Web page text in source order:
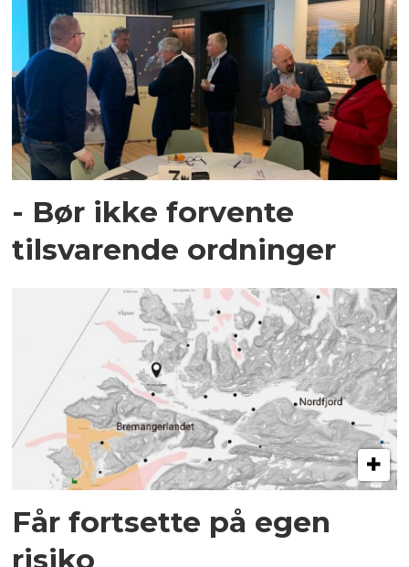
- Bør ikke forvente
tilsvarende ordninger
Får fortsette på egen
risiko